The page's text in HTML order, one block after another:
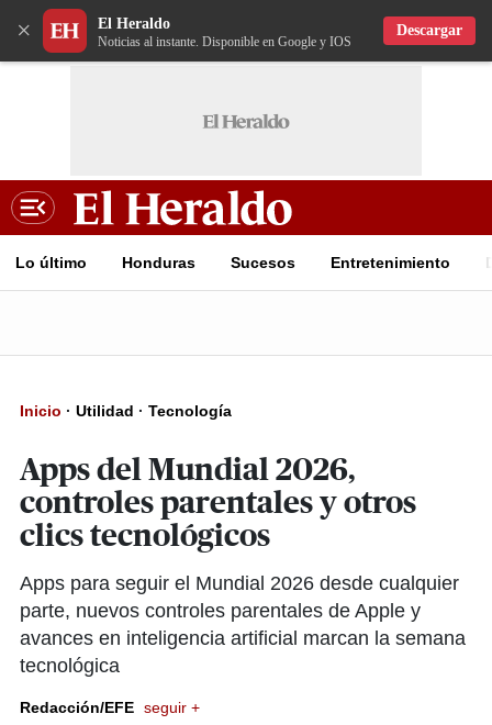
× El Heraldo
Noticias al instante. Disponible en Google y IOS
Descargar
Lo último Honduras Sucesos Entretenimiento
Inicio · Utilidad · Tecnología
Apps del Mundial 2026,
controles parentales y otros
clics tecnológicos
Apps para seguir el Mundial 2026 desde cualquier
parte, nuevos controles parentales de Apple y
avances en inteligencia artificial marcan la semana
tecnológica
Redacción/EFE seguir +